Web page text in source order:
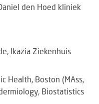
den Hoed kliniek
Ikazia Ziekenhuis
Health, Boston (MAss,
Biostatistics